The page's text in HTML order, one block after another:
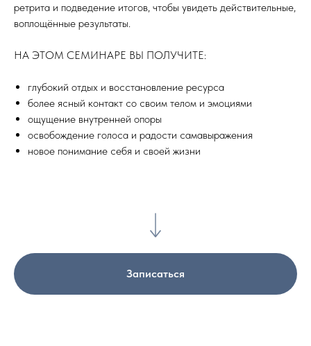
ретрита и подведение итогов, чтобы увидеть действительные,
воплощённые результаты.
НА ЭТОМ СЕМИНАРЕ ВЫ ПОЛУЧИТЕ:
глубокий отдых и восстановление ресурса
более ясный контакт со своим телом и эмоциями
ощущение внутренней опоры
освобождение голоса и радости самавыражения
новое понимание себя и своей жизни
Записаться